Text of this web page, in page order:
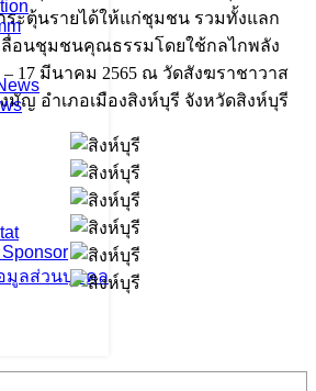
มูลส่วนบุคคล
ระตุ้นรายได้ให้แก่ชุมชน รวมทั้งแลก
ลื่อนชุมชนคุณธรรมโดยใช้กลไกพลัง
– 17 มีนาคม 2565 ณ วัดสังฆราชาวาส
ญ อำเภอเมืองสิงห์บุรี จังหวัดสิงห์บุรี